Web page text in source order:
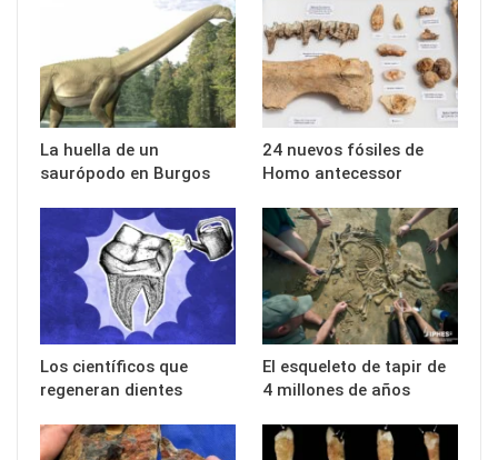
La huella de un
saurópodo en Burgos
24 nuevos fósiles de
Homo antecessor
Los científicos que
regeneran dientes
El esqueleto de tapir de
4 millones de años